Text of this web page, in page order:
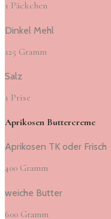
1 Päckchen
Dinkel Mehl
125 Gramm
Salz
1 Prise
Aprikosen Buttercreme
Aprikosen TK oder Frisch
400 Gramm
weiche Butter
600 Gramm